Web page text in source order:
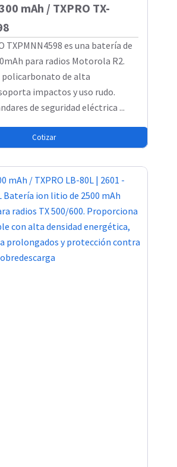
mAh / TXPRO TX-
TXPMNN4598 es una batería de
para radios Motorola R2.
policarbonato de alta
impactos y uso rudo.
de seguridad eléctrica ...
Cotizar